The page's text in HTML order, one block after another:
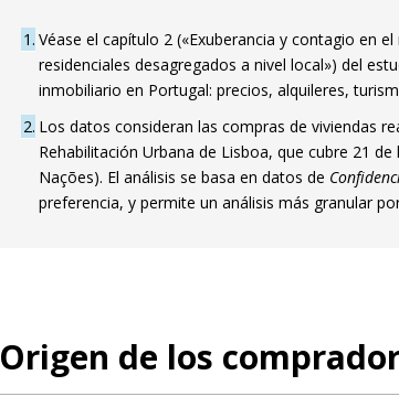
1 Véase el capítulo 2 («Exuberancia y contagio en
residenciales desagregados a nivel local») del
inmobiliario en Portugal: precios, alquileres,
2 Los datos consideran las compras de viviendas
Rehabilitación Urbana de Lisboa, que cubre 21
Nações). El análisis se basa en datos de
preferencia, y permite un análisis más granular
Origen de los